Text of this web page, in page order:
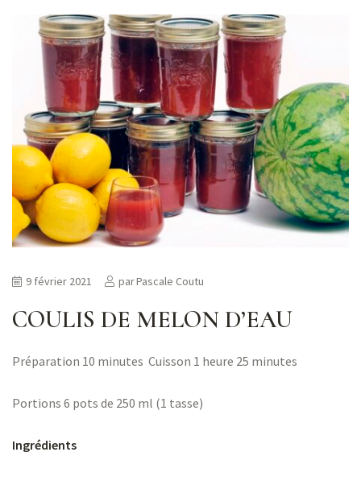
COULIS DE MELON D’EAU
9 février 2021 parPascale Coutu
Préparation 10 minutes Cuisson 1 heure 25 minutes
Portions 6 pots de 250 ml (1 tasse)
Ingrédients